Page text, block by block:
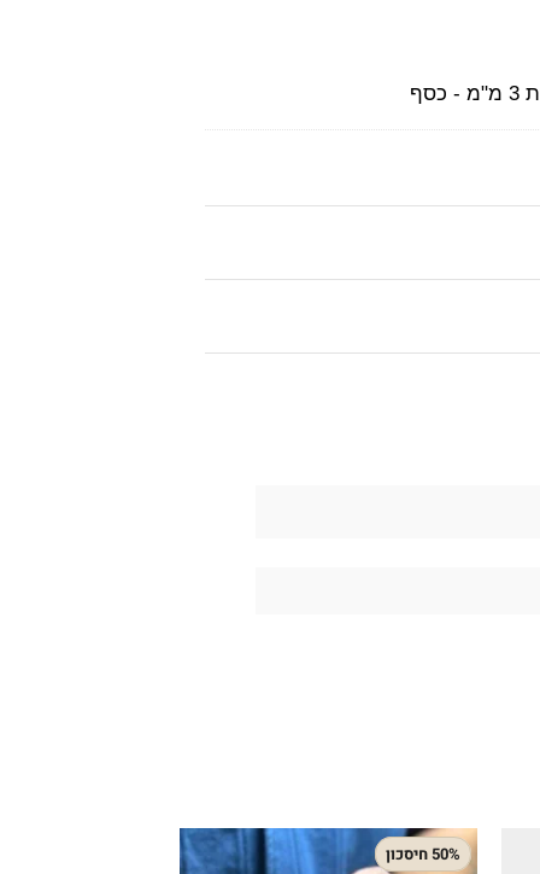
50% חיסכון